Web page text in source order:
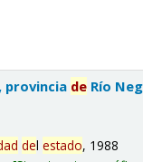
provincia de Río
delestado, 1988